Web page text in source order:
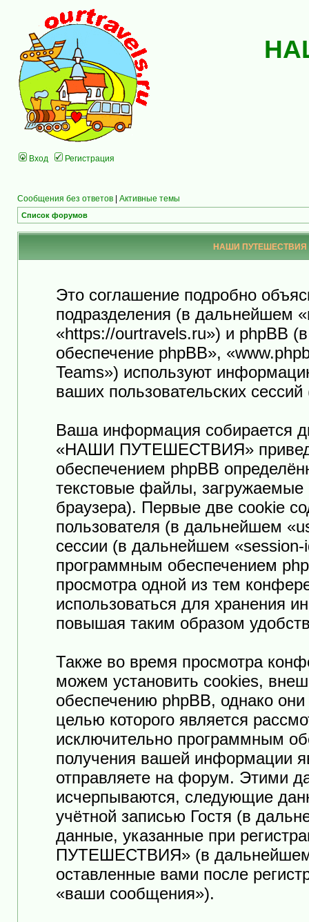
Вход Регистрация
Сообщения без ответов | Активные темы
Список форумов
НАШИ ПУТЕШЕСТВИЯ -
Это соглашение подробно
подразделения (в
«https://ourtravels.ru») и phpBB
обеспечение phpBB»,
Teams») используют
ваших пользовательских
Ваша информация собирается
«НАШИ ПУТЕШЕСТВИЯ»
обеспечением phpBB
текстовые файлы,
браузера). Первые две cookie
пользователя (в дальнейшем
сессии (в дальнейшем
программным обеспечением
просмотра одной из тем
использоваться для хранения
повышая таким образом
Также во время просмотра
можем установить cookies,
обеспечению phpBB, однако
целью которого является
исключительно программным
получения вашей информации
отправляете на форум. Этими
исчерпываются, следующие
учётной записью Гостя (в
данные, указанные при
ПУТЕШЕСТВИЯ» (в дальнейшем
оставленные вами после
«ваши сообщения»).